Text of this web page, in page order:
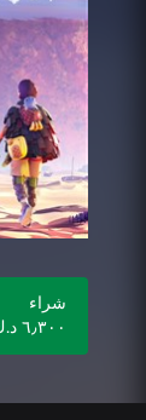
شراء
٦٫٣٠٠ د.ك.‏